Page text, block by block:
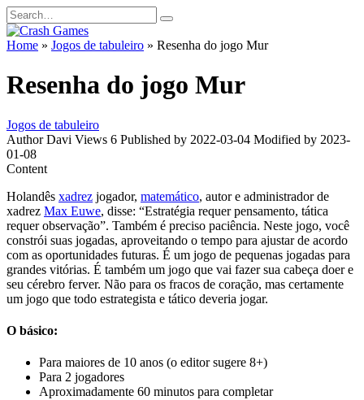
Skip
to
content
Search
for:
Home » Jogos de tabuleiro » Resenha do jogo Mur
Resenha do jogo Mur
Jogos de tabuleiro
Author Davi Views 6 Published by 2022-03-04 Modified by 2023-
01-08
Content
Holandês xadrez jogador, matemático, autor e administrador de
xadrez Max Euwe, disse: “Estratégia requer pensamento, tática
requer observação”. Também é preciso paciência. Neste jogo, você
constrói suas jogadas, aproveitando o tempo para ajustar de acordo
com as oportunidades futuras. É um jogo de pequenas jogadas para
grandes vitórias. É também um jogo que vai fazer sua cabeça doer e
seu cérebro ferver. Não para os fracos de coração, mas certamente
um jogo que todo estrategista e tático deveria jogar.
O básico:
Para maiores de 10 anos (o editor sugere 8+)
Para 2 jogadores
Aproximadamente 60 minutos para completar